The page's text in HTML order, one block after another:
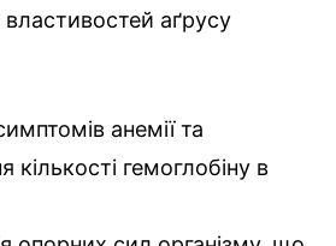
аґрусу
анемії та
кількості гемоглобіну в